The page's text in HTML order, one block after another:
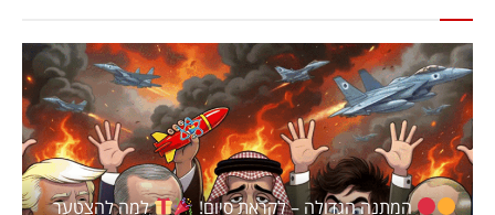
המתנה הגדולה – לקראת סיום!
למה להצטער